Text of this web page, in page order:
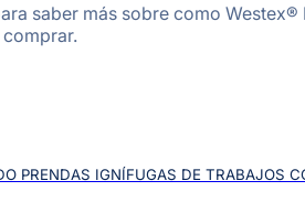
saber más sobre como
PRENDAS IGNÍFUGAS DE TRABAJOS